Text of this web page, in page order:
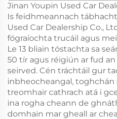
Jinan Youpin Used Car
Is feidhmeannach
Used Car Dealership Co.,
fógraíochta trucáil agus
Le 13 bliain tóstachta sa
50 tír agus réigiún ar fud
seirved. Cén tráchtáil gur
inbheocheangal, toghchán
treomhair cathrach atá i
ina rogha cheann de
domhain mar gheall ar